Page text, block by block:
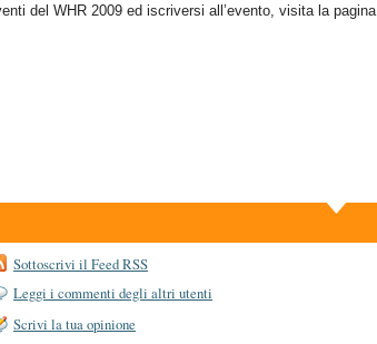
del WHR 2009 ed iscriversi all’evento, visita la pagina
Sottoscrivi il Feed RSS
Leggi i commenti degli altri utenti
Scrivi la tua opinione